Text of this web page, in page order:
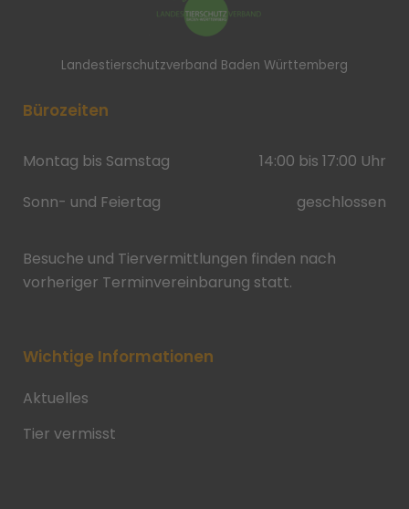
Landestierschutzverband Baden Württemberg
Bürozeiten
Montag bis Samstag
14:00 bis 17:00 Uhr
Sonn- und Feiertag
geschlossen
Besuche und Tiervermittlungen finden nach
vorheriger Terminvereinbarung statt.
Wichtige Informationen
Aktuelles
Tier vermisst